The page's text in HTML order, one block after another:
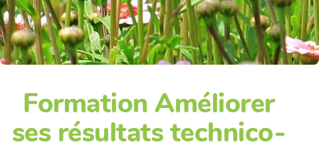
Formation Améliorer
ses résultats technico-